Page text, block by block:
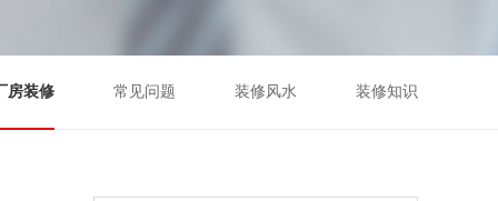
房装修 常见问题 装修风水 装修知识